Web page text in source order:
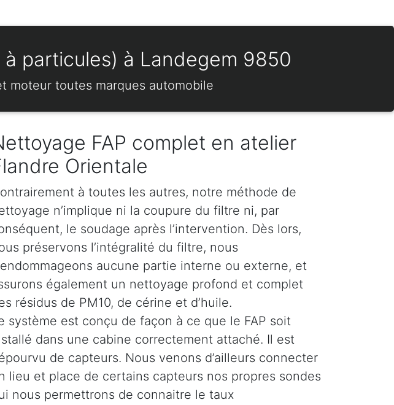
particules) à Landegem 9850
moteur toutes marques automobile
FAP complet en atelier
Orientale
à toutes les autres, notre méthode de
n’implique ni la coupure du filtre ni, par
le soudage après l’intervention. Dès lors,
préservons l’intégralité du filtre, nous
aucune partie interne ou externe, et
également un nettoyage profond et complet
résidus de PM10, de cérine et d’huile.
système est conçu de façon à ce que le FAP soit
dans une cabine correctement attaché. Il est
de capteurs. Nous venons d’ailleurs connecter
lieu et place de certains capteurs nos propres sondes
nous permettrons de connaitre le taux